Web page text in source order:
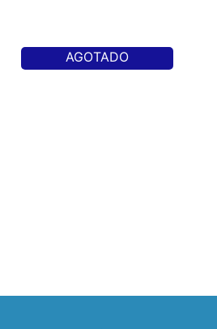
AGOTADO